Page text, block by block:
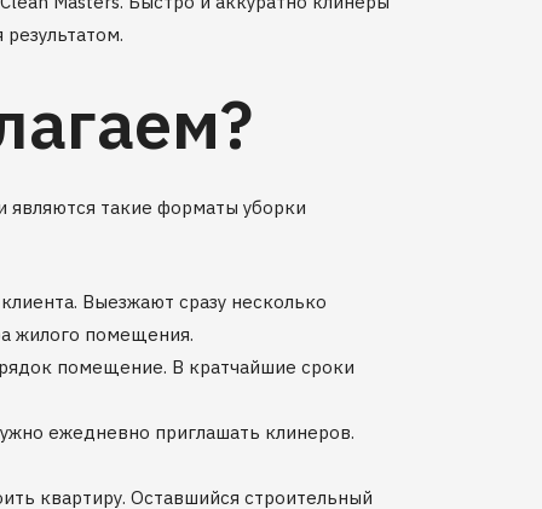
такие форматы уборки
Выезжают сразу несколько
жилого помещения.
помещение. В кратчайшие сроки
ежедневно приглашать клинеров.
квартиру. Оставшийся строительный